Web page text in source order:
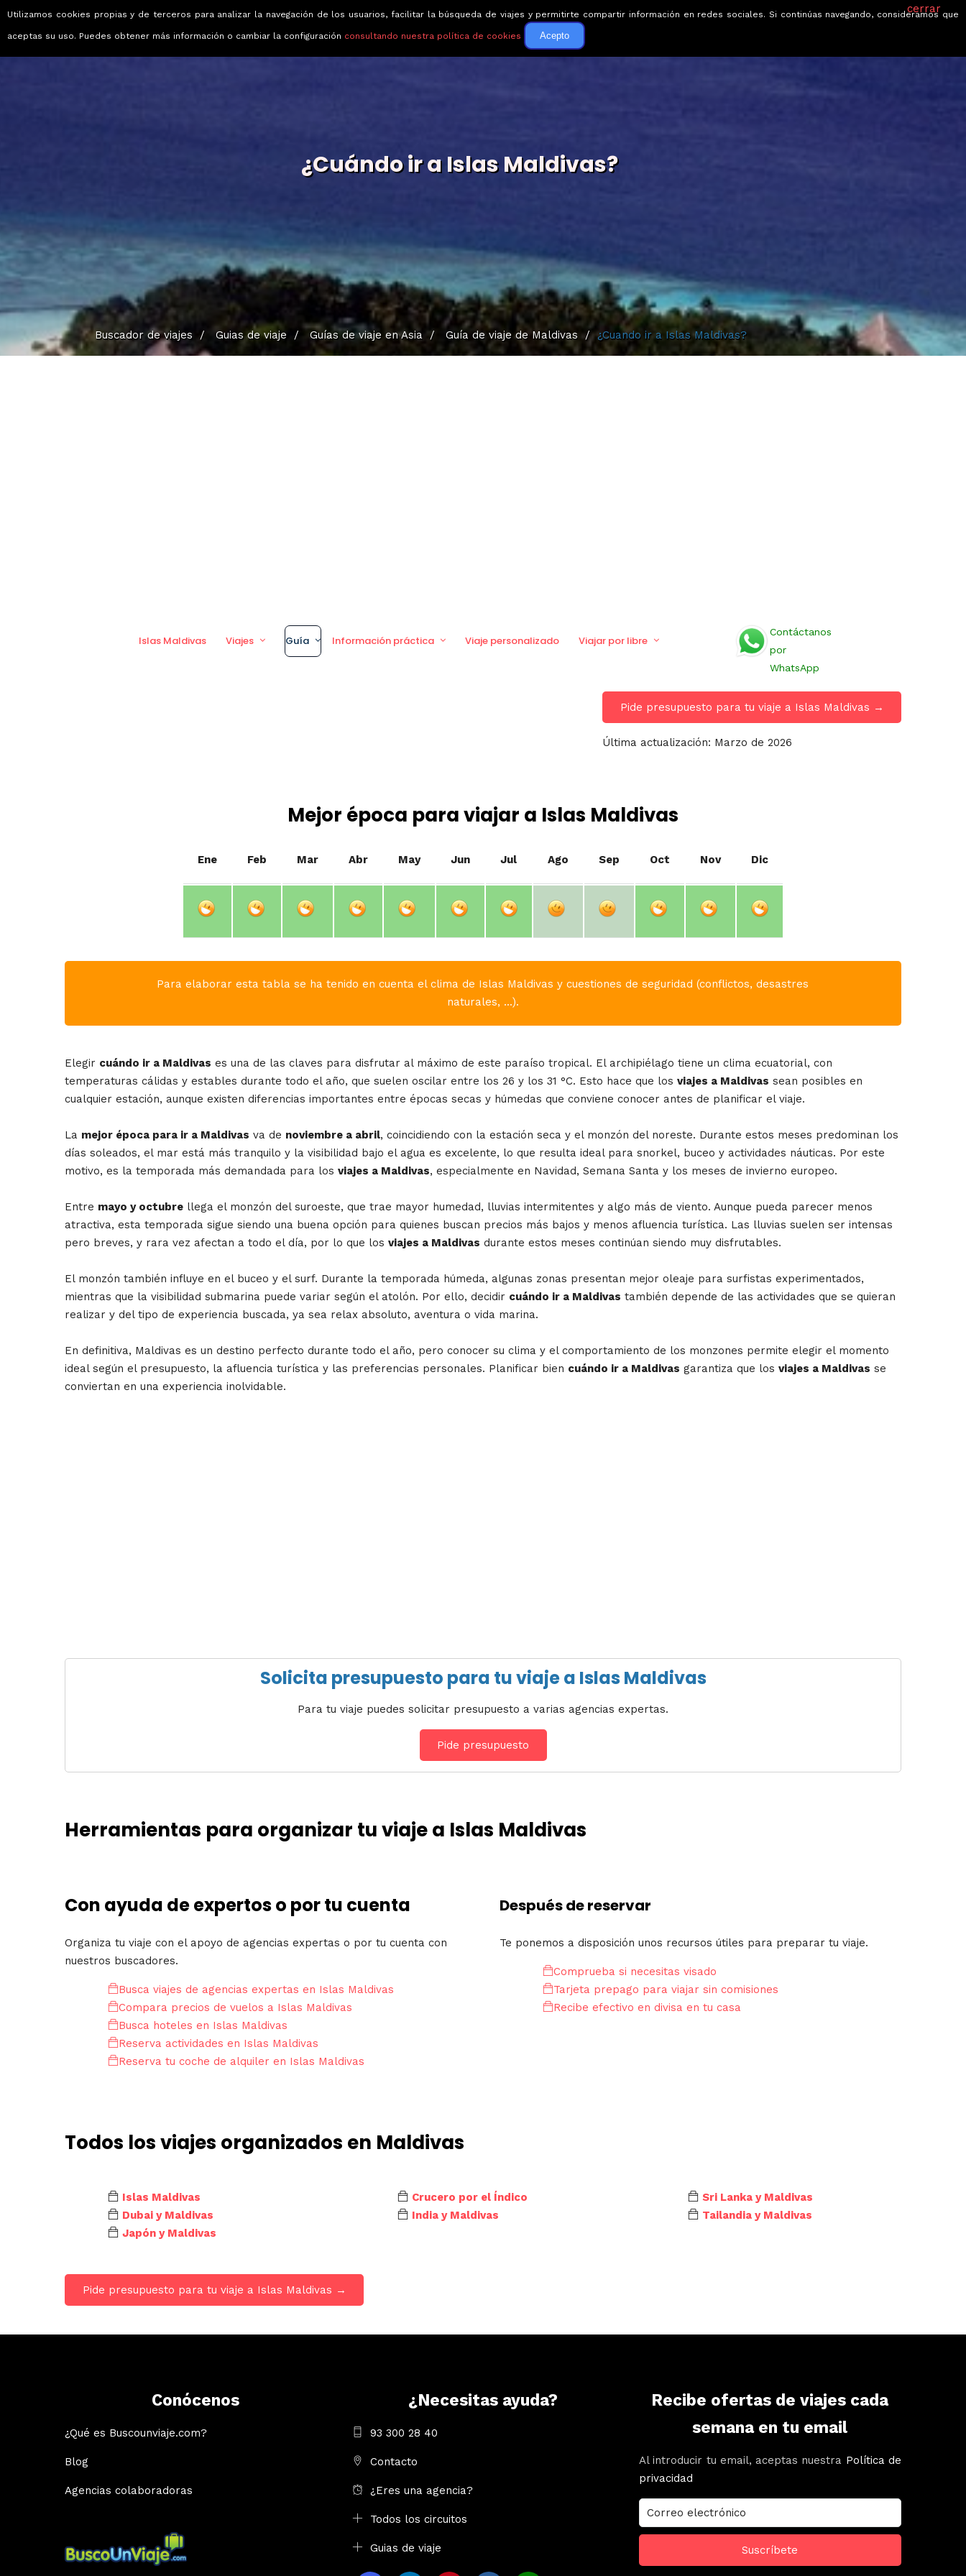
Viajes que emocionan
Circuitos
¿Cuándo ir a Islas Maldivas?
Buscador de viajes / Guias de viaje / Guías de viaje en Asia / Guía de viaje de Maldivas / ¿Cuando ir a Islas Maldivas?
Islas Maldivas Viajes Guía Información práctica Viaje personalizado Viajar por libre
Contáctanos
por
WhatsApp
Pide presupuesto para tu viaje a Islas Maldivas →
Última actualización: Marzo de 2026
Mejor época para viajar a Islas Maldivas
Ene Feb Mar Abr May Jun Jul Ago Sep Oct Nov Dic
Para elaborar esta tabla se ha tenido en cuenta el clima de Islas Maldivas y cuestiones de seguridad (conflictos, desastres
naturales, ...).
Elegir cuándo ir a Maldivas es una de las claves para disfrutar al máximo de este paraíso tropical. El archipiélago tiene un clima ecuatorial, con
temperaturas cálidas y estables durante todo el año, que suelen oscilar entre los 26 y los 31 °C. Esto hace que los viajes a Maldivas sean posibles en
cualquier estación, aunque existen diferencias importantes entre épocas secas y húmedas que conviene conocer antes de planificar el viaje.
La mejor época para ir a Maldivas va de noviembre a abril, coincidiendo con la estación seca y el monzón del noreste. Durante estos meses predominan los
días soleados, el mar está más tranquilo y la visibilidad bajo el agua es excelente, lo que resulta ideal para snorkel, buceo y actividades náuticas. Por este
motivo, es la temporada más demandada para los viajes a Maldivas, especialmente en Navidad, Semana Santa y los meses de invierno europeo.
Entre mayo y octubre llega el monzón del suroeste, que trae mayor humedad, lluvias intermitentes y algo más de viento. Aunque pueda parecer menos
atractiva, esta temporada sigue siendo una buena opción para quienes buscan precios más bajos y menos afluencia turística. Las lluvias suelen ser intensas
pero breves, y rara vez afectan a todo el día, por lo que los viajes a Maldivas durante estos meses continúan siendo muy disfrutables.
El monzón también influye en el buceo y el surf. Durante la temporada húmeda, algunas zonas presentan mejor oleaje para surfistas experimentados,
mientras que la visibilidad submarina puede variar según el atolón. Por ello, decidir cuándo ir a Maldivas también depende de las actividades que se quieran
realizar y del tipo de experiencia buscada, ya sea relax absoluto, aventura o vida marina.
En definitiva, Maldivas es un destino perfecto durante todo el año, pero conocer su clima y el comportamiento de los monzones permite elegir el momento
ideal según el presupuesto, la afluencia turística y las preferencias personales. Planificar bien cuándo ir a Maldivas garantiza que los viajes a Maldivas se
conviertan en una experiencia inolvidable.
Solicita presupuesto para tu viaje a Islas Maldivas
Para tu viaje puedes solicitar presupuesto a varias agencias expertas.
Pide presupuesto
Herramientas para organizar tu viaje a Islas Maldivas
Con ayuda de expertos o por tu cuenta
Organiza tu viaje con el apoyo de agencias expertas o por tu cuenta con
nuestros buscadores.
Busca viajes de agencias expertas en Islas Maldivas
Compara precios de vuelos a Islas Maldivas
Busca hoteles en Islas Maldivas
Reserva actividades en Islas Maldivas
Reserva tu coche de alquiler en Islas Maldivas
Después de reservar
Te ponemos a disposición unos recursos útiles para preparar tu viaje.
Comprueba si necesitas visado
Tarjeta prepago para viajar sin comisiones
Recibe efectivo en divisa en tu casa
Todos los viajes organizados en Maldivas
Islas Maldivas
Dubai y Maldivas
Japón y Maldivas
Crucero por el Índico
India y Maldivas
Sri Lanka y Maldivas
Tailandia y Maldivas
Pide presupuesto para tu viaje a Islas Maldivas →
Conócenos
¿Qué es Buscounviaje.com?
Blog
Agencias colaboradoras
¿Necesitas ayuda?
93 300 28 40
Contacto
¿Eres una agencia?
Todos los circuitos
Guias de viaje
Recibe ofertas de viajes cada
semana en tu email
Al introducir tu email, aceptas nuestra Política de
privacidad
cerrar
Utilizamos cookies propias y de terceros para analizar la navegación de los usuarios, facilitar la búsqueda de viajes y permitirte compartir información en redes sociales. Si continúas navegando, consideramos que
aceptas su uso. Puedes obtener más información o cambiar la configuración consultando nuestra política de cookies Acepto